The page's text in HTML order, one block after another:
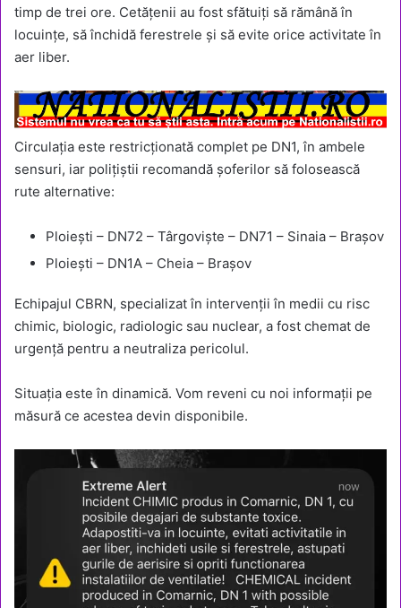
timp de trei ore. Cetățenii au fost sfătuiți să rămână în
locuințe, să închidă ferestrele și să evite orice activitate în
aer liber.
Circulația este restricționată complet pe DN1, în ambele
sensuri, iar polițiștii recomandă șoferilor să folosească
rute alternative:
Ploiești – DN72 – Târgoviște – DN71 – Sinaia – Brașov
Ploiești – DN1A – Cheia – Brașov
Echipajul CBRN, specializat în intervenții în medii cu risc
chimic, biologic, radiologic sau nuclear, a fost chemat de
urgență pentru a neutraliza pericolul.
Situația este în dinamică. Vom reveni cu noi informații pe
măsură ce acestea devin disponibile.